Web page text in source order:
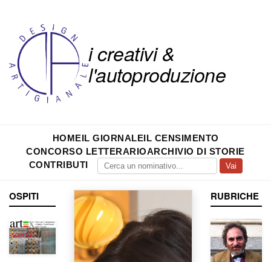
i creativi &
l'autoproduzione
HOMEIL GIORNALEIL CENSIMENTO
CONCORSO LETTERARIOARCHIVIO DI STORIE
CONTRIBUTI
Vai
OSPITI RUBRICHE